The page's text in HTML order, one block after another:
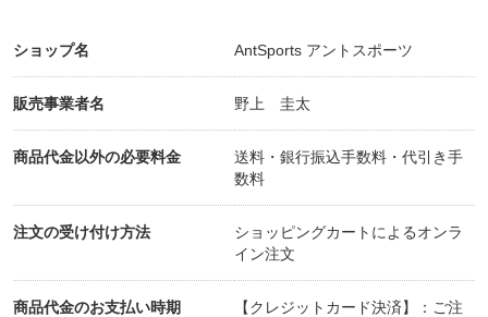
ショップ名 AntSports アントスポーツ
販売事業者名 野上 圭太
商品代金以外の必要料金
送料・銀行振込手数料・代引き手
数料
注文の受け付け方法
ショッピングカートによるオンラ
イン注文
商品代金のお支払い時期
【クレジットカード決済】：ご注